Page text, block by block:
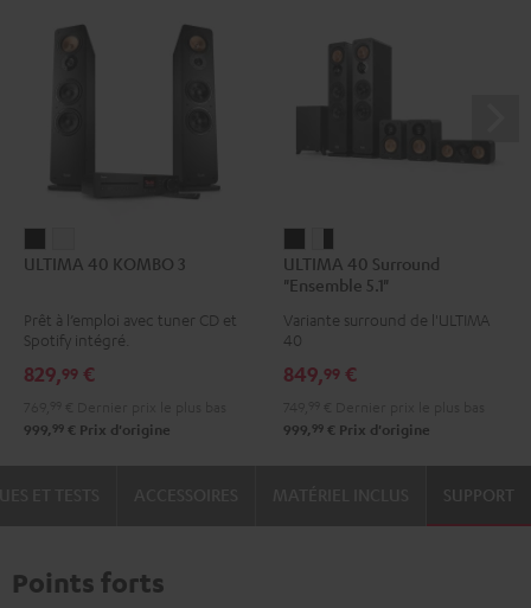
40
3
Noir
40
3
Blanc
ULTIMA 40 KOMBO 3
Prêt à l’emploi avec tuner CD et
Spotify intégré.
829,99 €
999, 99 € Prix d'origine
40
Surround
"Ensemble
Noir
40
Surround
"Ensemble
Blanc
Noir
ULTIMA 40 Surround
"Ensemble 5.1"
Variante surround de l'ULTIMA
40
849,99 €
999, 99 € Prix d'origine
SUPPORT
Points forts